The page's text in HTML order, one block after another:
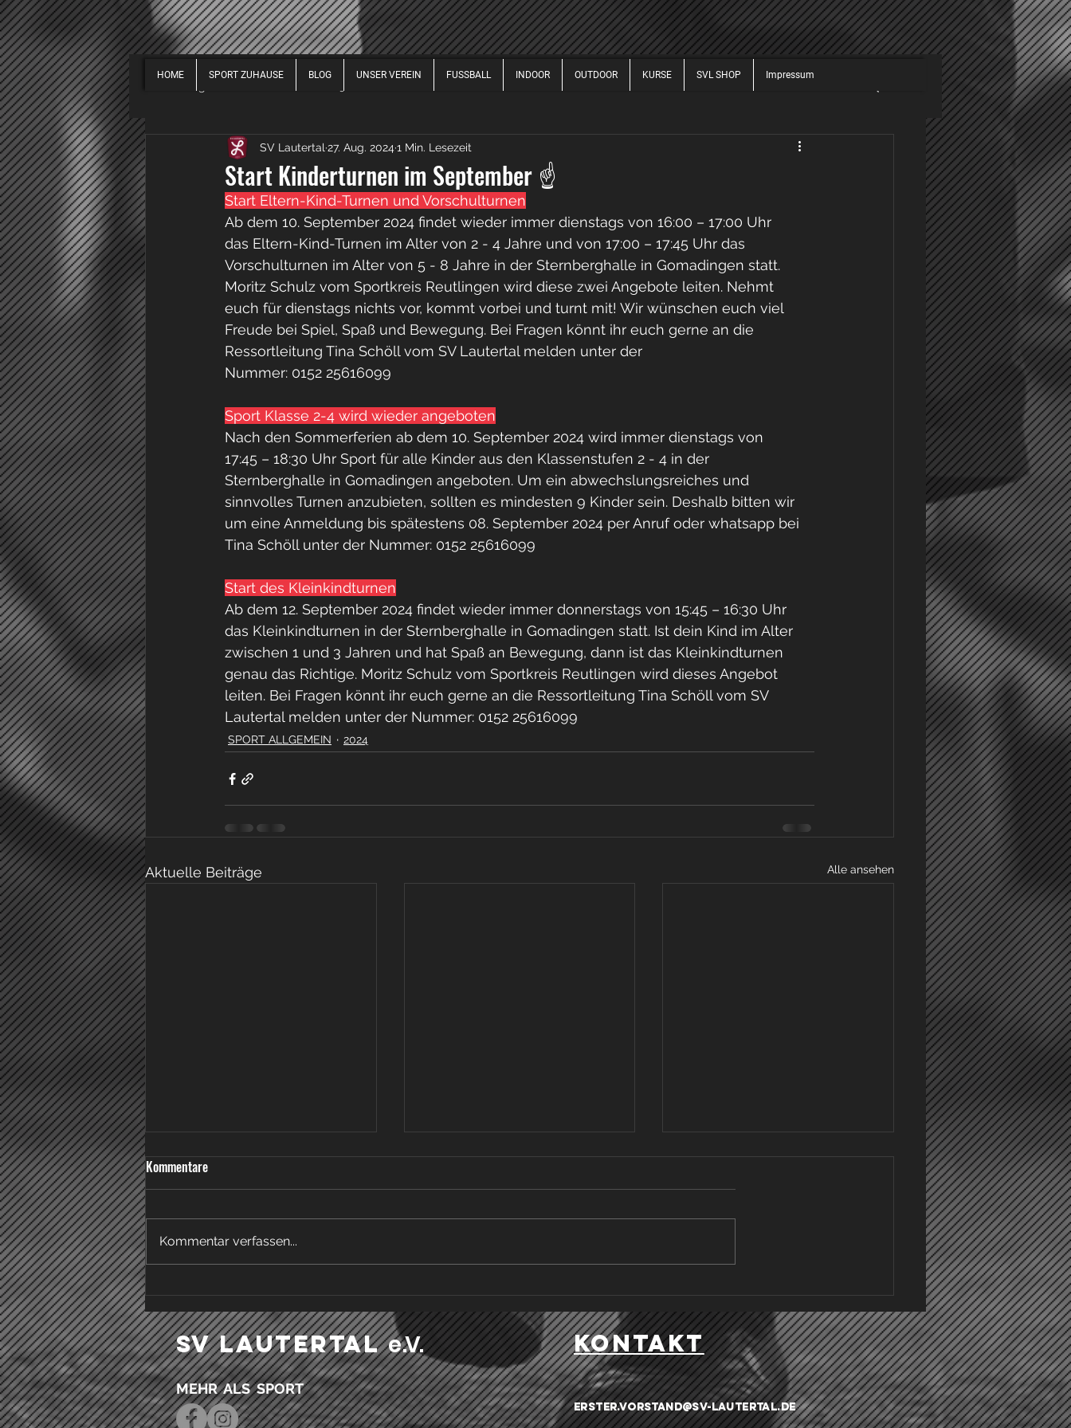
HOME SPORT ZUHAUSE BLOG UNSER VEREIN FUSSBALL INDOOR OUTDOOR KURSE SVL SHOP Impressum
SPORT ALLGEMEIN 2018 2017 2020
Start Kinderturnen im September ☝
SV Lautertal 27. Aug. 2024 1 Min. Lesezeit
Start Eltern-Kind-Turnen und Vorschulturnen
Ab dem 10. September 2024 findet wieder immer dienstags von 16:00 – 17:00 Uhr
das Eltern-Kind-Turnen im Alter von 2 - 4 Jahre und von 17:00 – 17:45 Uhr das
Vorschulturnen im Alter von 5 - 8 Jahre in der Sternberghalle in Gomadingen statt.
Moritz Schulz vom Sportkreis Reutlingen wird diese zwei Angebote leiten. Nehmt
euch für dienstags nichts vor, kommt vorbei und turnt mit! Wir wünschen euch viel
Freude bei Spiel, Spaß und Bewegung. Bei Fragen könnt ihr euch gerne an die
Ressortleitung Tina Schöll vom SV Lautertal melden unter der
Nummer: 0152 25616099
Sport Klasse 2-4 wird wieder angeboten
Nach den Sommerferien ab dem 10. September 2024 wird immer dienstags von
17:45 – 18:30 Uhr Sport für alle Kinder aus den Klassenstufen 2 - 4 in der
Sternberghalle in Gomadingen angeboten. Um ein abwechslungsreiches und
sinnvolles Turnen anzubieten, sollten es mindesten 9 Kinder sein. Deshalb bitten wir
um eine Anmeldung bis spätestens 08. September 2024 per Anruf oder whatsapp bei
Tina Schöll unter der Nummer: 0152 25616099
Start des Kleinkindturnen
Ab dem 12. September 2024 findet wieder immer donnerstags von 15:45 – 16:30 Uhr
das Kleinkindturnen in der Sternberghalle in Gomadingen statt. Ist dein Kind im Alter
zwischen 1 und 3 Jahren und hat Spaß an Bewegung, dann ist das Kleinkindturnen
genau das Richtige. Moritz Schulz vom Sportkreis Reutlingen wird dieses Angebot
leiten. Bei Fragen könnt ihr euch gerne an die Ressortleitung Tina Schöll vom SV
Lautertal melden unter der Nummer: 0152 25616099
SPORT ALLGEMEIN 2024
Aktuelle Beiträge Alle ansehen
Neuer Mitgliedsbeitrag ab
euch mit diesem Infobrief über
KINDER STÄRKEN KURS MIT
BEWEGUNG & ENTSPANNUNG
SV Lautertal - Deutsches
Sportabzeichens
Kommentare
Kommentar verfassen...
SV Lautertale .V.
MEHR ALS SPORT
kontakt
erster.vorstand@sv-lautertal.de